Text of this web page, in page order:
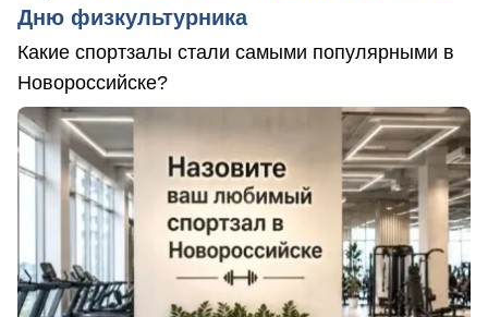
Дню физкультурника
Какие спортзалы стали самыми популярными в
Новороссийске?